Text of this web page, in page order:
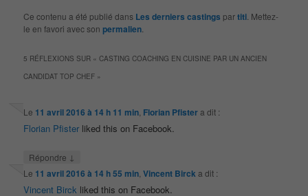
Ce contenu a été publié dans Les derniers castings partiti . Mettez-
le en favori avec sonpermalien
5 RÉFLEXIONS SUR «CASTING COACHING EN CUISINE PAR UN ANCIEN
CANDIDAT TOP CHEF »
Le 11 avril 2016 à 14 h 11 min Florian Pfistera dit :
Florian Pfister liked this on Facebook.
Répondre ↓
Le 11 avril 2016 à 14 h 55 min ,Vincent Bircka dit :
Vincent Birck liked this on Facebook.